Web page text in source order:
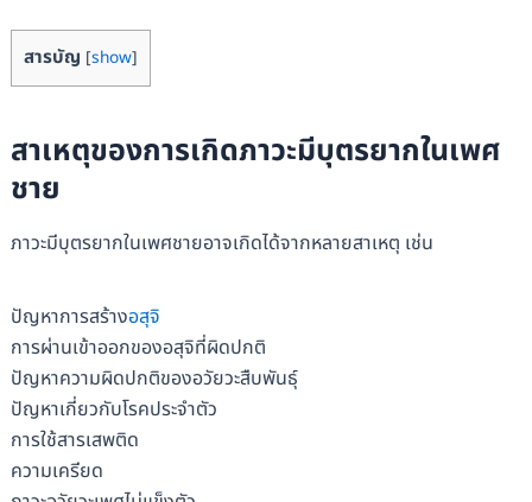
สารบัญ [show]
สาเหตุของการเกิดภาวะมีบุตรยากในเพศ
ชาย
ภาวะมีบุตรยากในเพศชายอาจเกิดได้จากหลายสาเหตุ เช่น
ปัญหาการสร้างอสุจิ
การผ่านเข้าออกของอสุจิที่ผิดปกติ
ปัญหาความผิดปกติของอวัยวะสืบพันธุ์
ปัญหาเกี่ยวกับโรคประจำตัว
การใช้สารเสพติด
ความเครียด